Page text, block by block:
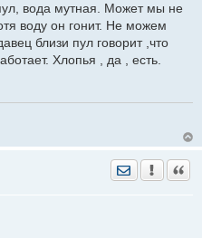
вода мутная. Может мы не
воду он гонит. Не можем
близи пул говорит ,что
Хлопья , да , есть.
Отправить